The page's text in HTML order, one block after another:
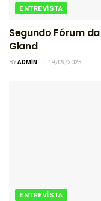
ENTREVISTA
Segundo Fórum
Gland
BYADMIN 19/09/2025
ENTREVISTA